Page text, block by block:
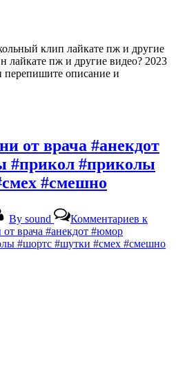
клип лайкате пж и другие
лайкате пж и другие видео? 2023
перепишите описание и
от врача #анекдот
#прикол #приколы
#смешно
By sound Комментариев к
врача #анекдот #юмор
#шортс #шутки #смех #смешно